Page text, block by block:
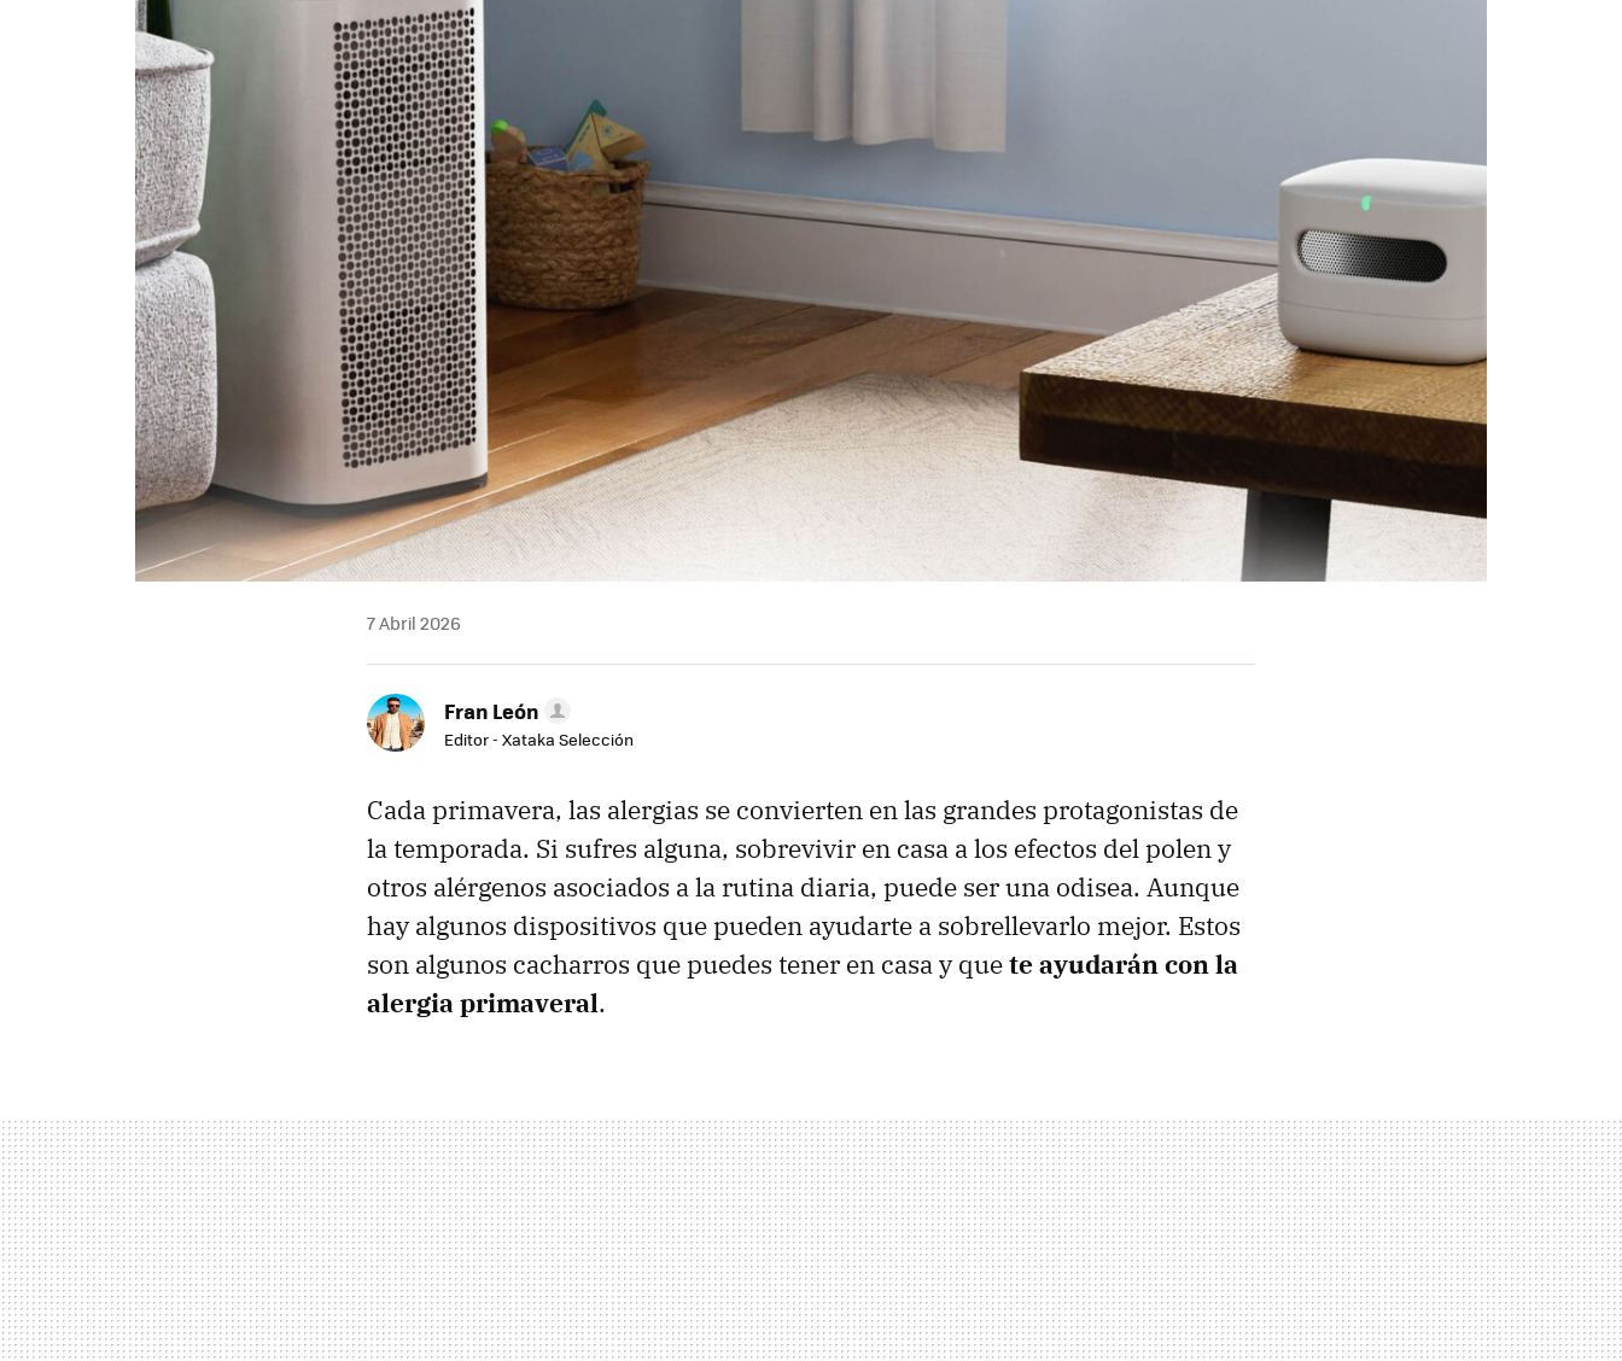
7 Abril 2026
Fran León
Editor - Xataka Selección
Cada primavera, las alergias se convierten en las grandes protagonistas de
la temporada. Si sufres alguna, sobrevivir en casa a los efectos del polen y
otros alérgenos asociados a la rutina diaria, puede ser una odisea. Aunque
hay algunos dispositivos que pueden ayudarte a sobrellevarlo mejor. Estos
son algunos cacharros que puedes tener en casa y quete ayudarán con la
alergia primaveral.